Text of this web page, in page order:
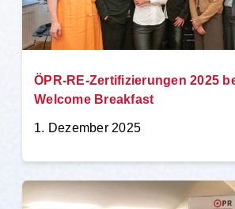
ÖPR-RE-Zertifizierungen 2025
Welcome Breakfast
1. Dezember 2025